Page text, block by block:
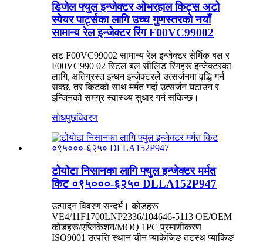
डिजेल फ्युल इन्जेक्टर ओभरहाल किट्स अटो
स्पेयर पार्ट्सका लागि उच्च गुणस्तरको नयाँ
सामान्य रेल इन्जेक्टर रिंग F00VC99002
लट F00VC99002 सामान्य रेल इन्जेक्टर सेर्मिक बल र
F00VC990 02 स्टिल बल सीलिङ रिंगहरू इन्जेक्टरका
लागि, क्षतिग्रस्त इन्धन इन्जेक्टरले उत्सर्जनमा वृद्धि गर्न
सक्छ, तर किटको साथ मर्मत गर्दा उत्सर्जन घटाउन र
इन्जिनको समग्र स्वास्थ्य सुधार गर्न सकिन्छ।
सोधपुछविवरण
टोयोटा निसानका लागि फ्युल इन्जेक्टर मर्मत
किट ०९५०००-६२५० DLLA152P947
उत्पादन विवरण सन्दर्भ। कोडहरू
VE4/11F1700LNP2336/104646-5113 OE/OEM
कोडहरू/एप्लिकेशन/MOQ 1PC प्रमाणीकरण
ISO9001 उत्पत्ति स्थान चीन प्याकेजिङ तटस्थ प्याकिङ